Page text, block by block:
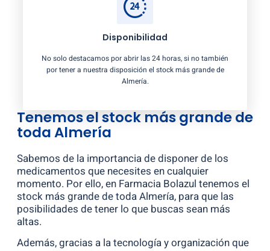
Disponibilidad
No solo destacamos por abrir las 24 horas, si no también
por tener a nuestra disposición el stock más grande de
Almería.
Tenemos el stock más grande de
toda Almería
Sabemos de la importancia de disponer de los
medicamentos que necesites en cualquier
momento. Por ello, en Farmacia Bolazul tenemos el
stock más grande de toda Almería, para que las
posibilidades de tener lo que buscas sean más
altas.
Además, gracias a la tecnología y organización que